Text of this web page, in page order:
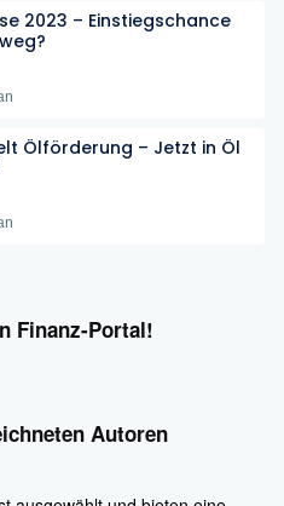
2023 – Einstiegschance
Ölförderung – Jetzt in Öl
Finanz-Portal!
Autoren